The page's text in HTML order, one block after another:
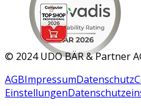
MAR 2026
© 2024 UDO BÄR & Partner
AGBImpressumDatenschutz
Einstellungen